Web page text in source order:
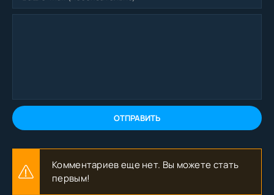
ОТПРАВИТЬ
Комментариев еще нет. Вы можете стать
первым!